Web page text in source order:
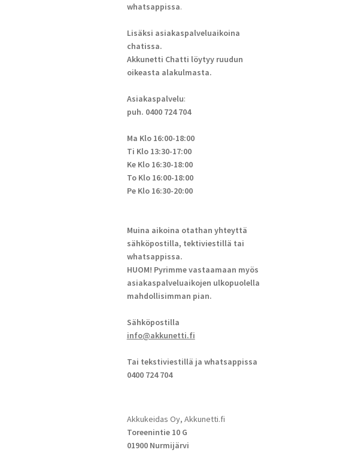
whatsappissa.
Lisäksi asiakaspalveluaikoina
chatissa.
Akkunetti Chatti löytyy ruudun
oikeasta alakulmasta.
Asiakaspalvelu:
puh. 0400 724 704
Ma Klo 16:00-18:00
Ti Klo 13:30-17:00
Ke Klo 16:30-18:00
To Klo 16:00-18:00
Pe Klo 16:30-20:00
Muina aikoina otathan yhteyttä
sähköpostilla, tektiviestillä tai
whatsappissa.
HUOM! Pyrimme vastaamaan myös
asiakaspalveluaikojen ulkopuolella
mahdollisimman pian.
Sähköpostilla
info@akkunetti.fi
Tai tekstiviestillä ja whatsappissa
0400 724 704
Akkukeidas Oy, Akkunetti.fi
Toreenintie 10 G
01900 Nurmijärvi